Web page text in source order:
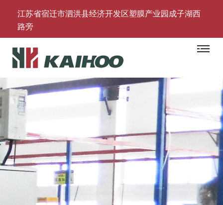
江苏省宿迁市泗洪县经济开发区塑膜产业园成子湖西
路旁